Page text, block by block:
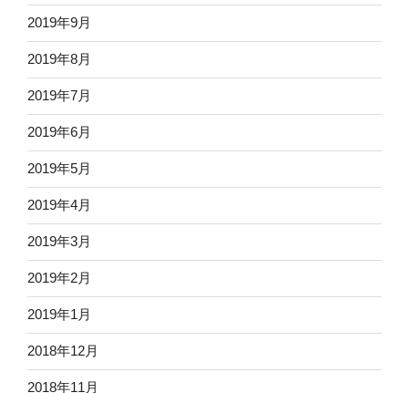
2019年9月
2019年8月
2019年7月
2019年6月
2019年5月
2019年4月
2019年3月
2019年2月
2019年1月
2018年12月
2018年11月